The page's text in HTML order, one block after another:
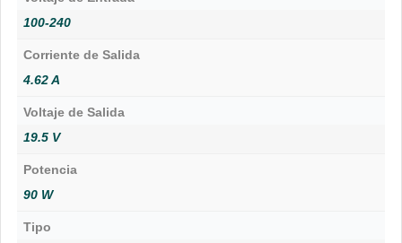
100-240
Corriente de Salida
4.62 A
Voltaje de Salida
19.5 V
Potencia
90 W
Tipo